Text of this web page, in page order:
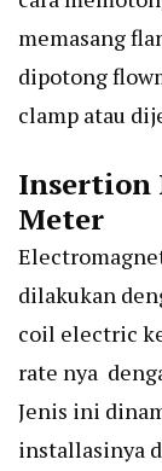
memasang
dipotong
clamp atau
Insertion
Meter
dilakukan
coil electric
rate nya
Jenis ini
installasinya